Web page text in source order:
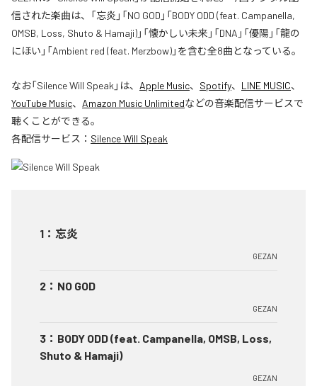
信された楽曲は、「忘炎」「NO GOD」「BODY ODD (feat. Campanella,
OMSB, Loss, Shuto & Hamaji)」「懐かしい未来」「DNA」「優陽」「龍の
にほい」「Ambient red (feat. Merzbow)」を含む全8曲となっている。
なお「Silence Will Speak 」は、 Apple Music、 Spotify、 LINE MUSIC、
YouTube Music、 Amazon Music Unlimitedなどの音楽配信サービスで
聴くことができる。
各配信サービス： Silence Will Speak
1 ： 忘炎
GEZAN
2 ： NO GOD
GEZAN
3 ： BODY ODD (feat. Campanella, OMSB, Loss,
Shuto & Hamaji)
GEZAN